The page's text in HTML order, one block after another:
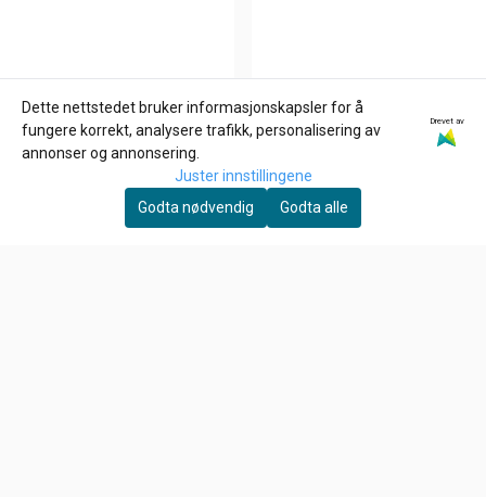
GOODRIDGE
BRAKE LINE WASHERS,
3/8" (10MM). , Kobber
GARDNER-WESTCOTT
1/4-20 x 1 3/4 inch allen
bolt
39,-
Dette nettstedet bruker informasjonskapsler for å
fungere korrekt, analysere trafikk, personalisering av
annonser og annonsering.
Drevet av
Juster innstillingene
Godta nødvendig
Godta alle